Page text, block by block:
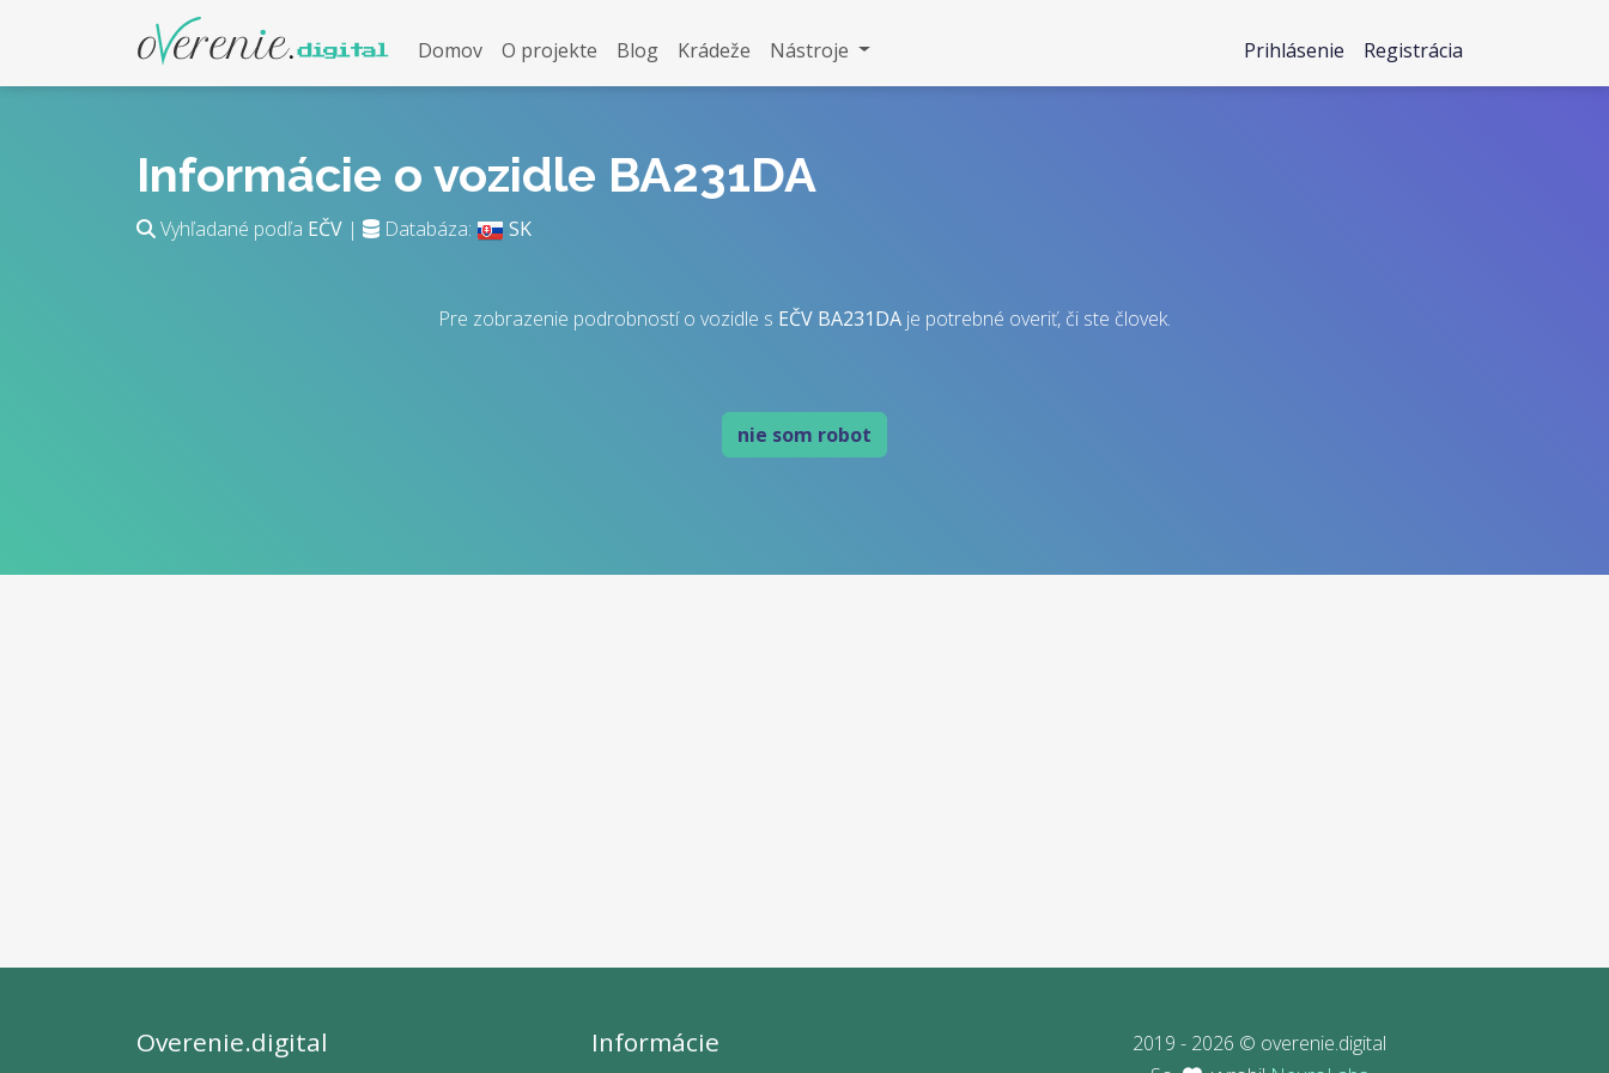
Domov O projekte Blog Krádeže Nástroje Prihlásenie Registrácia
Informácie o vozidle BA231DA
Vyhľadané podľa EČV | Databáza: SK
Pre zobrazenie podrobností o vozidle s EČV BA231DA je potrebné overiť, či ste človek.
nie som robot
Overenie.digital Informácie
2019 - 2026 © overenie.digital